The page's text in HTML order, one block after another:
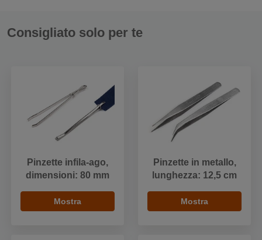
Consigliato solo per te
Pinzette infila-ago,
dimensioni: 80 mm
Mostra
Pinzette in metallo,
lunghezza: 12,5 cm
Mostra